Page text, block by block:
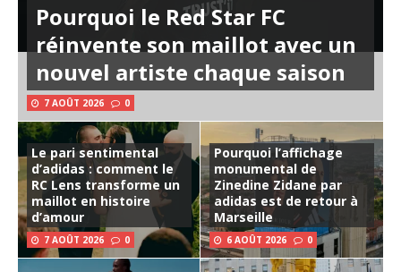
Pourquoi le Red Star FC
réinvente son maillot avec un
nouvel artiste chaque saison
7 AOÛT 2026 0
Le pari sentimental
d’adidas : comment le
RC Lens transforme un
maillot en histoire
d’amour
7 AOÛT 2026 0
Pourquoi l’affichage
monumental de
Zinedine Zidane par
adidas est de retour à
Marseille
6 AOÛT 2026 0